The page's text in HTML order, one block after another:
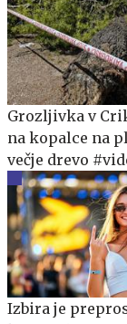
Grozljivka v
na kopalce na
večje drevo
Izbira je